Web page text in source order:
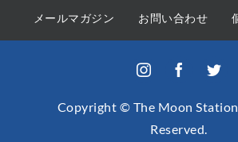
メールマガジン お問い合わせ
Copyright © The Moon
Reserved.